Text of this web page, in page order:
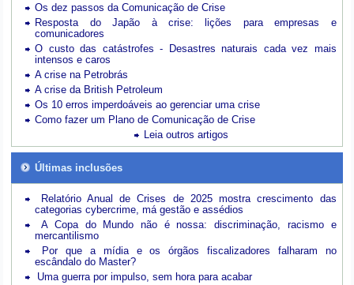
Os dez passos da Comunicação de Crise
Resposta do Japão à crise: lições para empresas e
comunicadores
O custo das catástrofes -
Desastres naturais cada vez mais
intensos e caros
A crise na Petrobrás
A crise da British Petroleum
Os 10 erros imperdoáveis ao gerenciar uma crise
Como fazer um Plano de Comunicação de Crise
Leia outros artigos
Últimas inclusões
Relatório Anual de Crises de 2025 mostra crescimento das
categorias cybercrime, má gestão e assédios
A Copa do Mundo não é nossa: discriminação, racismo e
mercantilismo
Por que a mídia e os órgãos fiscalizadores falharam no
escândalo do Master?
Uma guerra por impulso, sem hora para acabar